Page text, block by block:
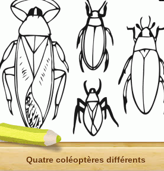
Quatre coléoptères différents